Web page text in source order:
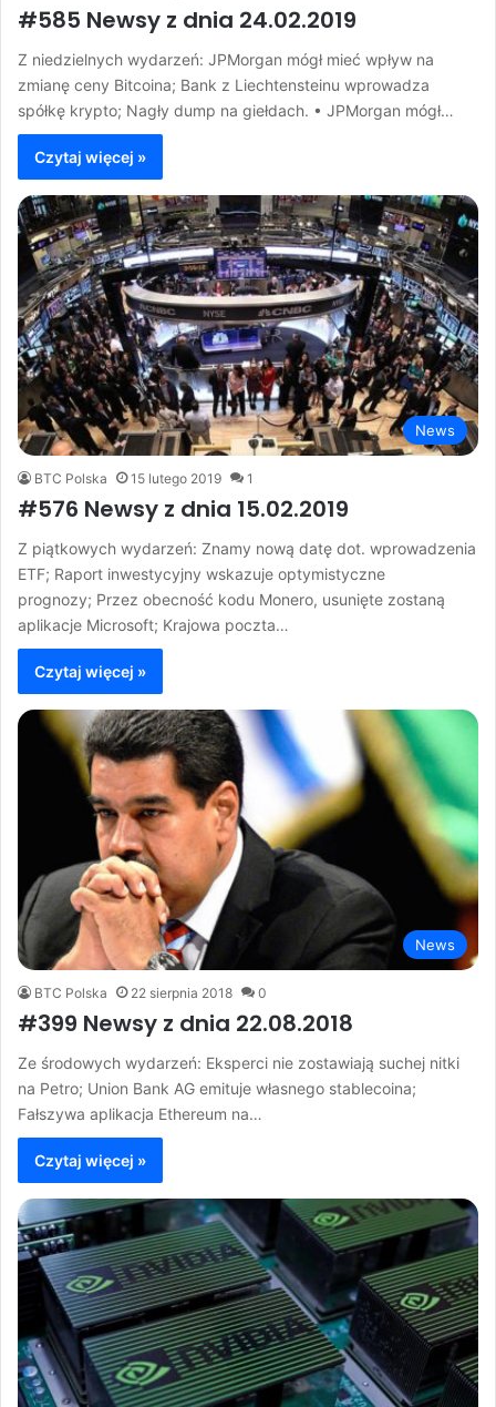
#585 Newsy z dnia 24.02.2019
Z niedzielnych wydarzeń: JPMorgan mógł mieć wpływ na
zmianę ceny Bitcoina; Bank z Liechtensteinu wprowadza
spółkę krypto; Nagły dump na giełdach. • JPMorgan mógł…
Czytaj więcej »
News
BTC Polska 15 lutego 2019 1
#576 Newsy z dnia 15.02.2019
Z piątkowych wydarzeń: Znamy nową datę dot. wprowadzenia
ETF; Raport inwestycyjny wskazuje optymistyczne
prognozy; Przez obecność kodu Monero, usunięte zostaną
aplikacje Microsoft; Krajowa poczta…
Czytaj więcej »
News
BTC Polska 22 sierpnia 2018 0
#399 Newsy z dnia 22.08.2018
Ze środowych wydarzeń: Eksperci nie zostawiają suchej nitki
na Petro; Union Bank AG emituje własnego stablecoina;
Fałszywa aplikacja Ethereum na…
Czytaj więcej »